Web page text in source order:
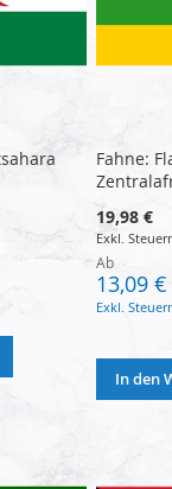
Fahne:
19,98 €
Ab
13,09 €
In den